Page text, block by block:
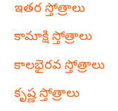
ఇతర స్తోత్రాలు
కామాక్షి స్తోత్రాలు
కాలభైరవ స్తోత్రాలు
కృష్ణ స్తోత్రాలు